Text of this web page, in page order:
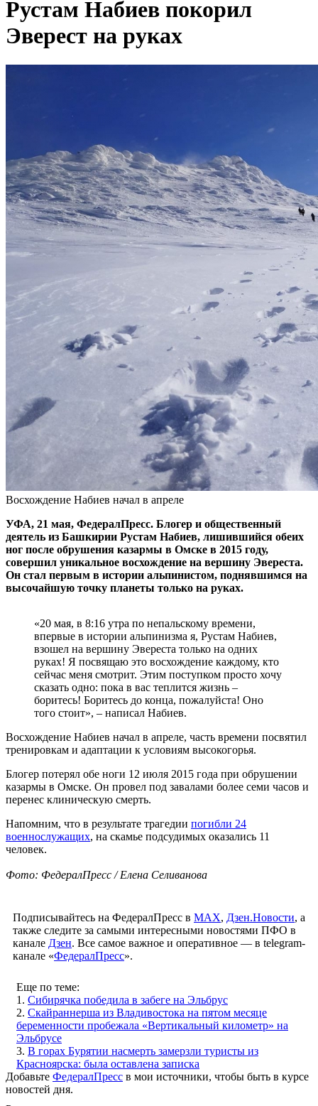
Рустам Набиев покорил
Эверест на руках
Восхождение Набиев начал в апреле
УФА, 21 мая, ФедералПресс. Блогер и общественный
деятель из Башкирии Рустам Набиев, лишившийся обеих
ног после обрушения казармы в Омске в 2015 году,
совершил уникальное восхождение на вершину Эвереста.
Он стал первым в истории альпинистом, поднявшимся на
высочайшую точку планеты только на руках.
«20 мая, в 8:16 утра по непальскому времени,
впервые в истории альпинизма я, Рустам Набиев,
взошел на вершину Эвереста только на одних
руках! Я посвящаю это восхождение каждому, кто
сейчас меня смотрит. Этим поступком просто хочу
сказать одно: пока в вас теплится жизнь –
боритесь! Боритесь до конца, пожалуйста! Оно
того стоит», – написал Набиев.
Восхождение Набиев начал в апреле, часть времени посвятил
тренировкам и адаптации к условиям высокогорья.
Блогер потерял обе ноги 12 июля 2015 года при обрушении
казармы в Омске. Он провел под завалами более семи часов и
перенес клиническую смерть.
Напомним, что в результате трагедии погибли 24
военнослужащих, на скамье подсудимых оказались 11
человек.
Фото: ФедералПресс / Елена Селиванова
Подписывайтесь на ФедералПресс в МАХ, Дзен.Новости, а
также следите за самыми интересными новостями ПФО в
канале Дзен. Все самое важное и оперативное — в telegram-
канале «ФедералПресс».
Еще по теме:
1. Сибирячка победила в забеге на Эльбрус
2. Скайраннерша из Владивостока на пятом месяце
беременности пробежала «Вертикальный километр» на
Эльбрусе
3. В горах Бурятии насмерть замерзли туристы из
Красноярска: была оставлена записка
Добавьте ФедералПресс в мои источники, чтобы быть в курсе
новостей дня.